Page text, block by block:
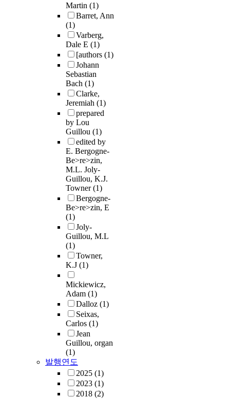
Martin (1)
Barret, Ann
(1)
Varberg,
Dale E (1)
[authors (1)
Johann
Sebastian
Bach (1)
Clarke,
Jeremiah (1)
prepared
by Lou
Guillou (1)
edited by
E. Bergogne-
Be>re>zin,
M.L. Joly-
Guillou, K.J.
Towner(1)
Bergogne-
Be>re>zin, E
(1)
Joly-
Guillou, M.L
(1)
Towner,
K.J (1)
Mickiewicz,
Adam (1)
Dalloz (1)
Seixas,
Carlos (1)
Jean
Guillou, organ
(1)
발행연도
2025 (1)
2023 (1)
2018 (2)